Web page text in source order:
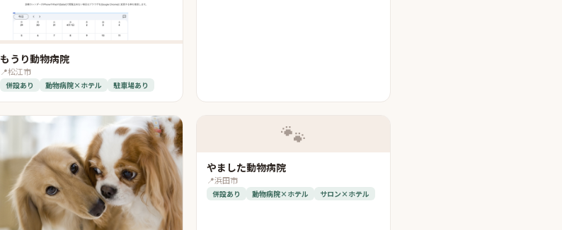
もうり動物病院
📍松江市
併設あり 動物病院×ホテル 駐車場あり
🐾
やました動物病院
📍浜田市
併設あり 動物病院×ホテル サロン×ホテル